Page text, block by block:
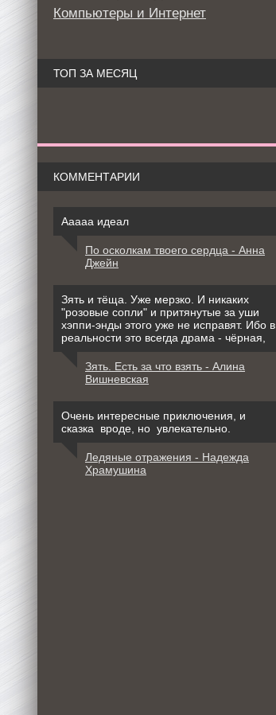
Компьютеры и Интернет
ТОП ЗА МЕСЯЦ
КОММЕНТАРИИ
Ааааа идеал
По осколкам твоего сердца - Анна
Джейн
Зять и тёща. Уже мерзко. И никаких
"розовые сопли" и притянутые за уши
хэппи-энды этого уже не исправят. Ибо в
реальности это всегда драма - чёрная,
Зять. Есть за что взять - Алина
Вишневская
Очень интересные приключения, и
сказка вроде, но увлекательно.
Ледяные отражения - Надежда
Храмушина